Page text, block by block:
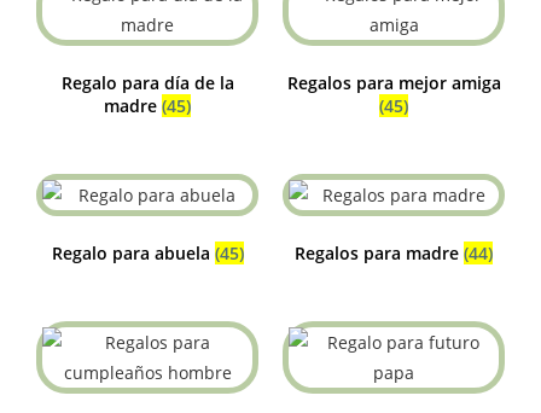
Regalo para día de la
madre (45)
Regalos para mejor amiga
(45)
Regalo para abuela (45) Regalos para madre (44)